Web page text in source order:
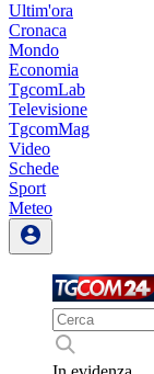
Ultim'ora
Cronaca
Mondo
Economia
TgcomLab
Televisione
TgcomMag
Video
Schede
Sport
Meteo